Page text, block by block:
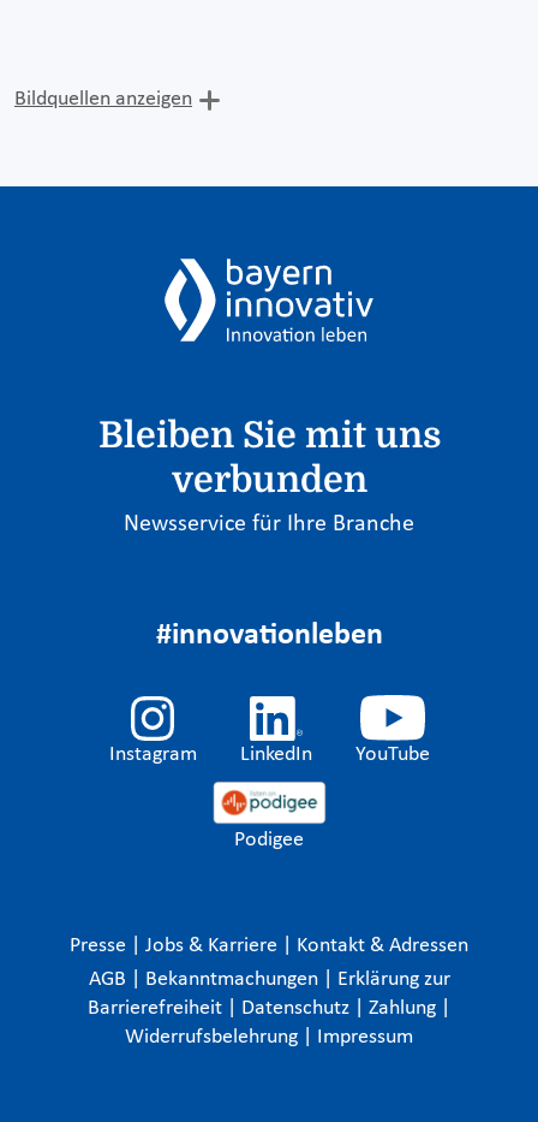
Bildquellen anzeigen
Bleiben Sie mit uns
verbunden
Newsservice für Ihre Branche
#innovationleben
Instagram LinkedIn YouTube
Podigee
Presse Jobs & Karriere
Kontakt & Adressen
AGB
Bekanntmachungen
Erklärung zur
Barrierefreiheit
Datenschutz Zahlung
Widerrufsbelehrung
Impressum